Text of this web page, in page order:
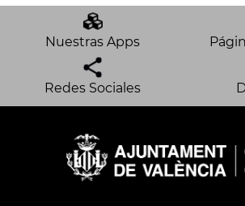
Nuestras Apps
Redes Sociales